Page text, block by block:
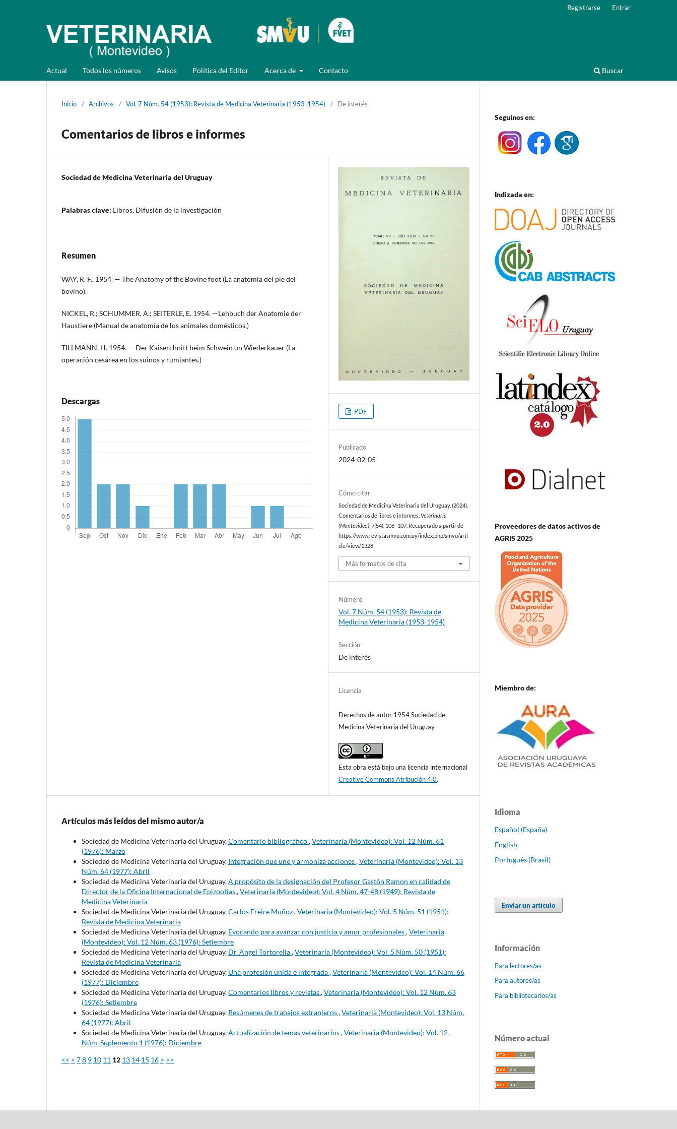
Actual Todos los números Avisos Política del Editor Acerca de Contacto Buscar
Registrarse Entrar
Inicio / Archivos / Vol. 7 Núm. 54 (1953): Revista de Medicina Veterinaria (1953-1954) / De interés
Comentarios de libros e informes
Sociedad de Medicina Veterinaria del Uruguay
Palabras clave: Libros, Difusión de la investigación
Resumen
WAY, R. F., 1954. — The Anatomy of the Bovine foot (La anatomía del pie del
bovino).
NICKEL, R.; SCHUMMER, A.; SEITERLE, E. 1954. —Lehbuch der Anatomie der
Haustiere (Manual de anatomía de los animales domésticos.)
TILLMANN, H. 1954. — Der Kaiserchnitt beim Schwein un Wiederkauer (La
operación cesárea en los suinos y rumiantes.)
Descargas
PDF
Publicado
2024-02-05
Cómo citar
Sociedad de Medicina Veterinaria del Uruguay. (2024).
Comentarios de libros e informes.Veterinaria
(Montevideo) 7(54), 106–107. Recuperado a partir de
https://www.revistasmvu.com.uy/index.php/smvu/arti
cle/view/1328
Más formatos de cita
Número
Vol. 7 Núm. 54 (1953): Revista de
Medicina Veterinaria (1953-1954)
Sección
De interés
Licencia
Derechos de autor 1954 Sociedad de
Medicina Veterinaria del Uruguay
Esta obra está bajo una licencia internacional
Creative Commons Atribución 4.0.
Artículos más leídos del mismo autor/a
Sociedad de Medicina Veterinaria del Uruguay,Comentario bibliográfico,Veterinaria (Montevideo): Vol. 12 Núm. 61
(1976): Marzo
Sociedad de Medicina Veterinaria del Uruguay, Integración que une y armoniza acciones,Veterinaria (Montevideo): Vol. 13
Núm. 64 (1977): Abril
Sociedad de Medicina Veterinaria del Uruguay,A propósito de la designación del Profesor Gastón Ramon en calidad de
Director de la Oficina Internacional de Epizootias,Veterinaria (Montevideo): Vol. 4 Núm. 47-48 (1949): Revista de
Medicina Veterinaria
Sociedad de Medicina Veterinaria del Uruguay,Carlos Freire Muñoz,Veterinaria (Montevideo): Vol. 5 Núm. 51 (1951):
Revista de Medicina Veterinaria
Sociedad de Medicina Veterinaria del Uruguay, Evocando para avanzar con justicia y amor profesionales,Veterinaria
(Montevideo): Vol. 12 Núm. 63 (1976): Setiembre
Sociedad de Medicina Veterinaria del Uruguay, Dr. Angel Tortorella,Veterinaria (Montevideo): Vol. 5 Núm. 50 (1951):
Revista de Medicina Veterinaria
Sociedad de Medicina Veterinaria del Uruguay, Una profesión unida e integrada,Veterinaria (Montevideo): Vol. 14 Núm. 66
(1977): Diciembre
Sociedad de Medicina Veterinaria del Uruguay,Comentarios libros y revistas,Veterinaria (Montevideo): Vol. 12 Núm. 63
(1976): Setiembre
Sociedad de Medicina Veterinaria del Uruguay, Resúmenes de trabajos extranjeros,Veterinaria (Montevideo): Vol. 13 Núm.
64 (1977): Abril
Sociedad de Medicina Veterinaria del Uruguay,Actualización de temas veterinarios,Veterinaria (Montevideo): Vol. 12
Núm. Suplemento 1 (1976): Diciembre
<< < 78 9 10 11 12 13 14 15 16 > >>
Seguinos en:
Indizada en:
Proveedores de datos activos de
AGRIS 2025
Miembro de:
Idioma
Español (España)
English
Português (Brasil)
Enviar un artículo
Información
Para lectores/as
Para autores/as
Para bibliotecarios/as
Número actual